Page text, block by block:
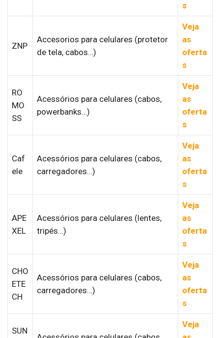
s
ZNP
Accesorios para celulares (protetor
de tela, cabos…)
Veja
as
oferta
s
RO
MO
SS
Acessórios para celulares (cabos,
powerbanks…)
Veja
as
oferta
s
Caf
ele
Acessórios para celulares (cabos,
carregadores…)
Veja
as
oferta
s
APE
XEL
Acessórios para celulares (lentes,
tripés…)
Veja
as
oferta
s
CHO
ETE
CH
Acessórios para celulares (cabos,
carregadores…)
Veja
as
oferta
s
SUN
Veja